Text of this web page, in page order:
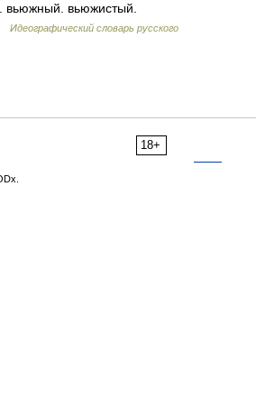
вьюжный. вьюжистый.
Идеографический словарь русского
18+